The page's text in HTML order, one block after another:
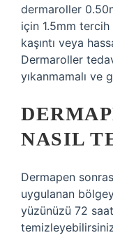
dermaroller
için 1.5mm
kaşıntı veya
Dermaroller
yıkanmamalı ve
NASIL
Dermapen
uygulanan
yüzünüzü 72